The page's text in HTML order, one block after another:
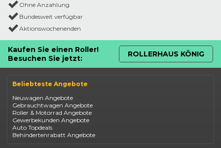
Ohne Anzahlung
Bundesweit verfügbar
Aktionswochenenden
Kaufen Sie einen Roller!
Besuchen Sie jetzt:
ROLLERHAUS KÖNIG
Beliebteste Angebote
Neuwagen Angebote
Gebrauchtwagen Angebote
Roller & Motorrad Angebote
Gewerbekunden Angebote
Auto Topdeals
Behindertenrabatt Angebote